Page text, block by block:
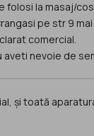
folosi la masaj/
pe str 9 mai
comercial.
nevoie de
și toată